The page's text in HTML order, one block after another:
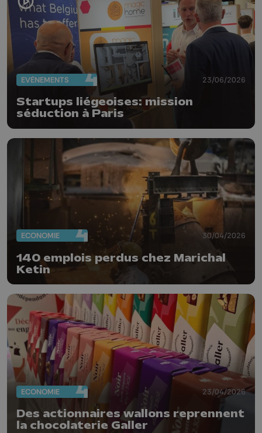
EVÈNEMENTS 23/06/2026
Startups liégeoises: mission
séduction à Paris
ECONOMIE 30/04/2026
140 emplois perdus chez Marichal
Ketin
ECONOMIE 23/04/2026
Des actionnaires wallons reprennent
la chocolaterie Galler